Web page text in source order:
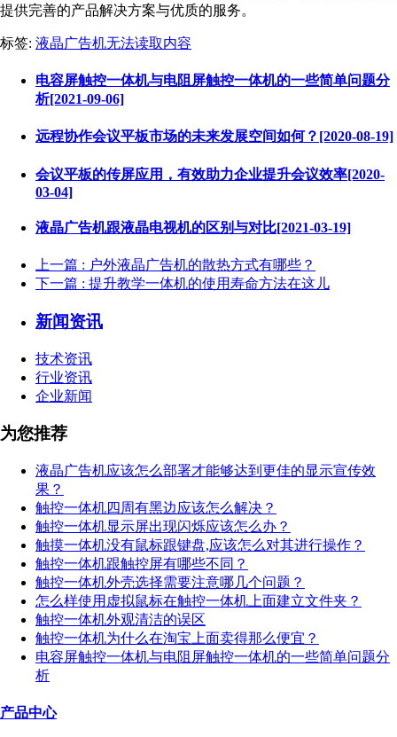
提供完善的产品解决方案与优质的服务。
标签: 液晶广告机无法读取内容
电容屏触控一体机与电阻屏触控一体机的一些简单问题分
析[2021-09-06]
远程协作会议平板市场的未来发展空间如何？[2020-08-19]
会议平板的传屏应用，有效助力企业提升会议效率[2020-
03-04]
液晶广告机跟液晶电视机的区别与对比[2021-03-19]
上一篇 : 户外液晶广告机的散热方式有哪些？
下一篇 : 提升教学一体机的使用寿命方法在这儿
新闻资讯
技术资讯
行业资讯
企业新闻
为您推荐
液晶广告机应该怎么部署才能够达到更佳的显示宣传效
果？
触控一体机四周有黑边应该怎么解决？
触控一体机显示屏出现闪烁应该怎么办？
触摸一体机没有鼠标跟键盘,应该怎么对其进行操作？
触控一体机跟触控屏有哪些不同？
触控一体机外壳选择需要注意哪几个问题？
怎么样使用虚拟鼠标在触控一体机上面建立文件夹？
触控一体机外观清洁的误区
触控一体机为什么在淘宝上面卖得那么便宜？
电容屏触控一体机与电阻屏触控一体机的一些简单问题分
析
产品中心